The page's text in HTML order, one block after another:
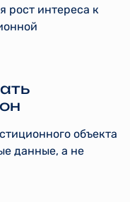
рост интереса к
объекта
данные, а не